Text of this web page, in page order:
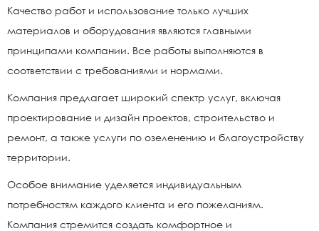
Качество работ и использование только лучших
материалов и оборудования являются главными
принципами компании. Все работы выполняются в
соответствии с требованиями и нормами.
Компания предлагает широкий спектр услуг, включая
проектирование и дизайн проектов, строительство и
ремонт, а также услуги по озеленению и благоустройству
территории.
Особое внимание уделяется индивидуальным
потребностям каждого клиента и его пожеланиям.
Компания стремится создать комфортное и